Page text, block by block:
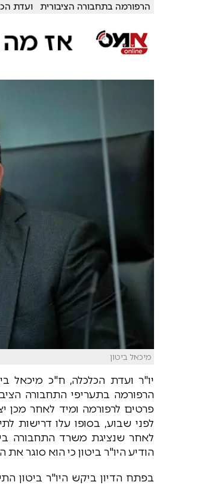
הרפורמה בתחבורה הציבורית ועדת
מיכאל ביטון
יו"ר ועדת הכלכלה, ח"כ מיכאל
הרפורמה בתעריפי התחבורה
פרטים לרפורמה ומיד לאחר מכן
לפני שבוע, בסופו עלו דרישות
לאחר שנציגת משרד התחבורה
הודיע היו"ר ביטון כי הוא סוגר את
בפתח הדיון ביקש היו"ר ביטון